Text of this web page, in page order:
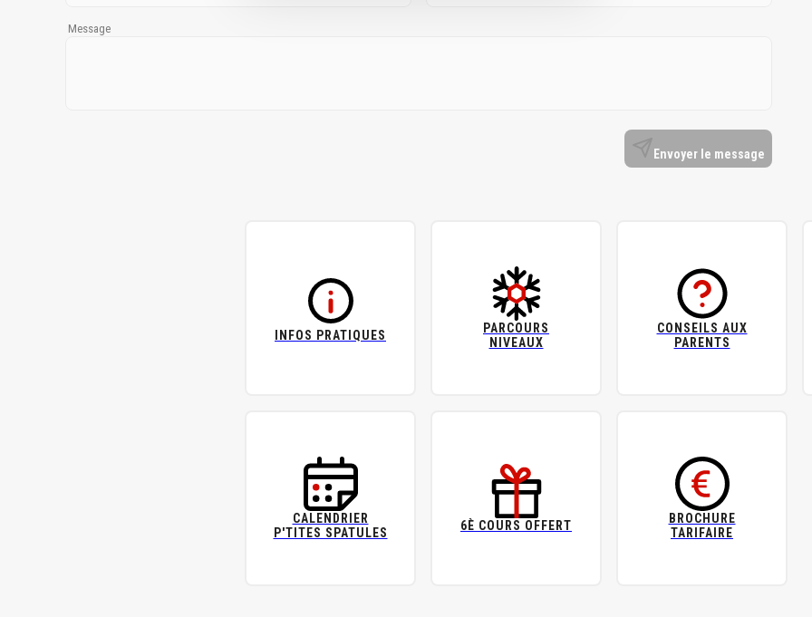
Message
Envoyer le message
INFOS PRATIQUES
PARCOURS
NIVEAUX
CONSEILS AUX
PARENTS
CALENDRIER
P'TITES SPATULES
6È COURS OFFERT
BROCHURE
TARIFAIRE